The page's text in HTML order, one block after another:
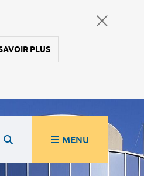
PLUS
MENU